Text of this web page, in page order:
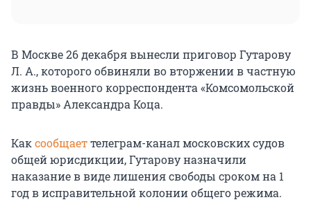
В Москве 26 декабря вынесли приговор Гутарову
Л. А., которого обвиняли во вторжении в частную
жизнь военного корреспондента «Комсомольской
правды» Александра Коца.
Каксообщаеттелеграм-канал московских судов
общей юрисдикции, Гутарову назначили
наказание в виде лишения свободы сроком на 1
год в исправительной колонии общего режима.